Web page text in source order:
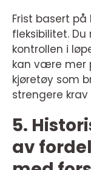
Frist basert
fleksibilitet.
kontrollen i
kan være mer
kjøretøy som
strengere
5.
av